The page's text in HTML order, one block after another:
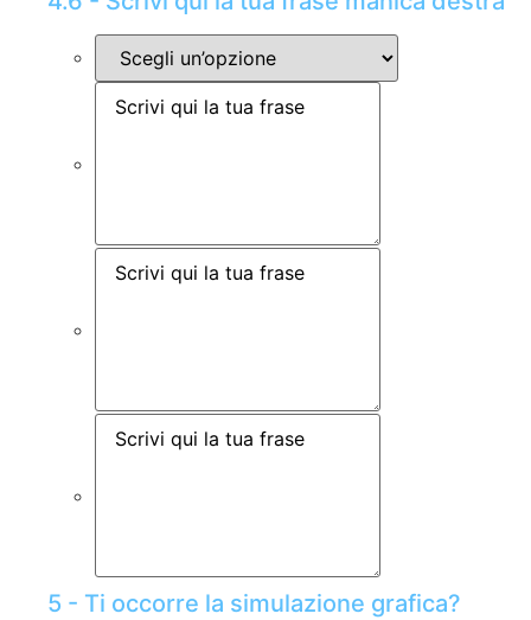
5 - Ti occorre la simulazione grafica?